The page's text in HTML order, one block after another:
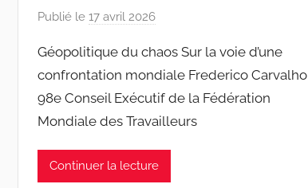
Publié le17 avril 2026
r
J
o
a
a
P
Géopolitique du chaos Sur la voie d’une
confrontation mondiale Frederico Carvalho
98e Conseil Exécutif de la Fédération
Mondiale des Travailleurs
Continuer la lecture